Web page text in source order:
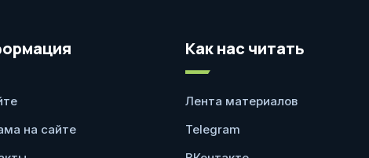
на сайте
Как нас читать
Лента материалов
Telegram